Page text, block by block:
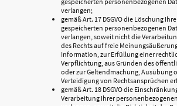
verlangen;
gemäß Art. 17 DSGVO die Löschung
gespeicherten personenbezogenen
verlangen, soweit nicht die
des Rechts auf freie
Information, zur Erfüllung einer
Verpflichtung, aus Gründen des
oder zur Geltendmachung, Ausübung
Verteidigung von Rechtsansprüchen
gemäß Art. 18 DSGVO die
Verarbeitung Ihrer